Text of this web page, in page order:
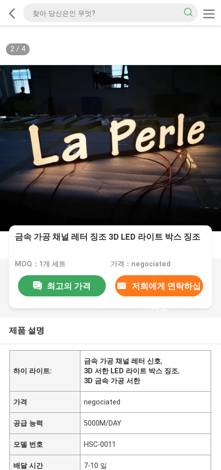
2/ 4
금속 가공 채널 레터 징조 3D LED 라이트 박스 징조
MOQ：1개 세트 가격：negociated
최고의 가격 저희에게 연락하십
시오
제품 설명
하이 라이트:
금속 가공 채널 레터 신호,
3D 서한 LED 라이트 박스 징조,
3D 금속 가공 서한
가격 negociated
공급 능력 5000M/DAY
모델 번호 HSC-0011
배달 시간 7-10 일